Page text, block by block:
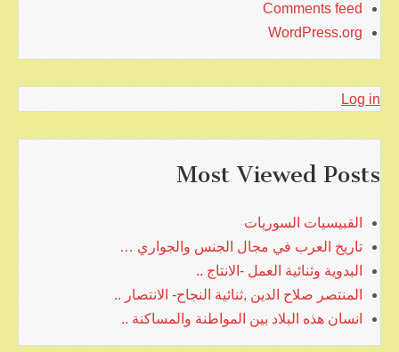
Comments feed
WordPress.org
Log in
Most Viewed Posts
القبيسيات السوريات
تاريخ العرب في مجال الجنس والجواري …
البدوية وثنائية العمل -الانتاج ..
المنتصر صلاح الدين ,ثنائية النجاح- الانتصار ..
انسان هذه البلاد بين المواطنة والمساكنة ..